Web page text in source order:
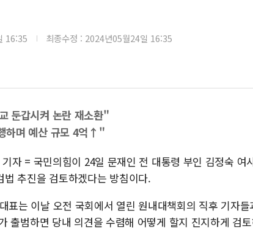
16:35 최종수정 : 2024년05월24일 16:35
둔갑시켜 논란 재소환"
하며 예산 규모 4억↑"
자 = 국민의힘이 24일 문재인 전 대통령 부인 김정숙 여
추진을 검토하겠다는 방침이다.
표는 이날 오전 국회에서 열린 원내대책회의 직후 기자
출범하면 당내 의견을 수렴해 어떻게 할지 진지하게 검